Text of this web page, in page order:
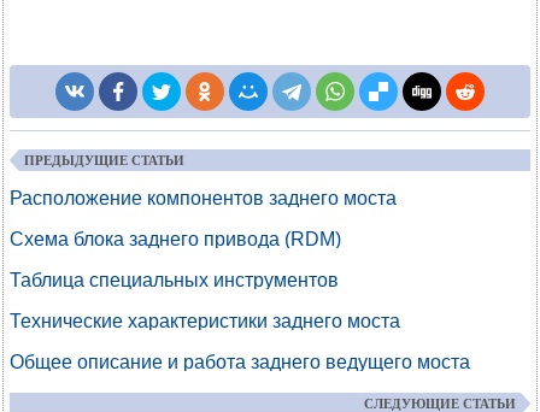
ПРЕДЫДУЩИЕ СТАТЬИ
Расположение компонентов заднего моста
Схема блока заднего привода (RDM)
Таблица специальных инструментов
Технические характеристики заднего моста
Общее описание и работа заднего ведущего моста
СЛЕДУЮЩИЕ СТАТЬИ